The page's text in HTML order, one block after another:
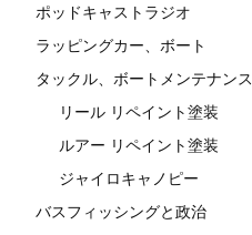
ポッドキャストラジオ
ラッピングカー、ボート
タックル、ボートメンテナンス
リール リペイント塗装
ルアー リペイント塗装
ジャイロキャノピー
バスフィッシングと政治